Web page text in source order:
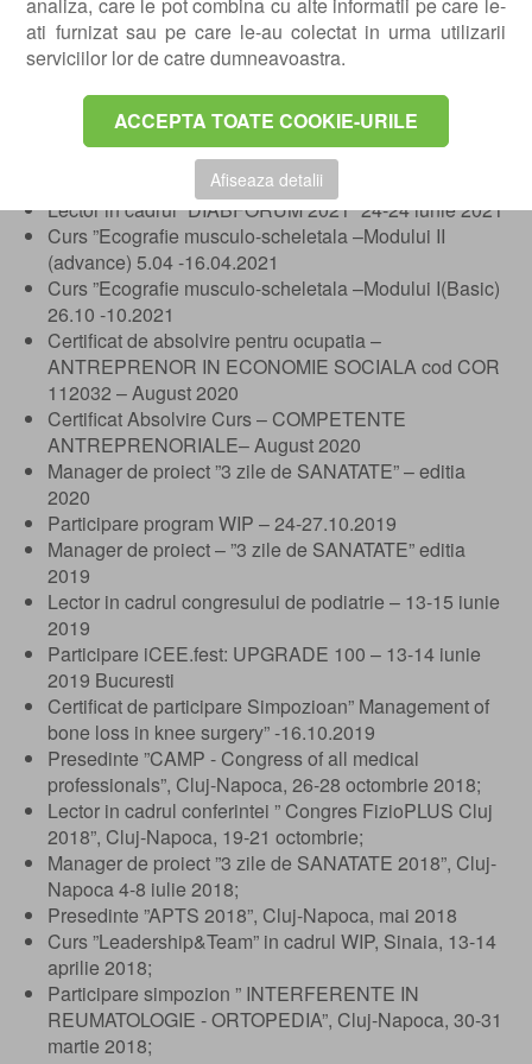
analiza, care le pot combina cu alte informatii pe care le-
ati furnizat sau pe care le-au colectat in urma utilizarii
serviciilor lor de catre dumneavoastra.
ACCEPTA TOATE COOKIE-URILE
Afiseaza detalii
Medicina din Barcelona sub indrumarea Prof. Xavier
Martin Oliva
iulie 2021 – ”The foot between engineering, art and
medicine.
Lector in cadrul conferintei „Medici pentru viitor” – 22
Lector in cadrul ”DIABFORUM 2021” 24-24 iunie 2021
Curs ”Ecografie musculo-scheletala –Modului II
(advance) 5.04 -16.04.2021
Curs ”Ecografie musculo-scheletala –Modului I(Basic)
26.10 -10.2021
Certificat de absolvire pentru ocupatia –
ANTREPRENOR IN ECONOMIE SOCIALA cod COR
112032 – August 2020
Certificat Absolvire Curs – COMPETENTE
ANTREPRENORIALE– August 2020
Manager de proiect ”3 zile de SANATATE” – editia
2020
Participare program WIP – 24-27.10.2019
Manager de proiect – ”3 zile de SANATATE” editia
2019
Lector in cadrul congresului de podiatrie – 13-15 iunie
2019
Participare iCEE.fest: UPGRADE 100 – 13-14 iunie
2019 Bucuresti
Certificat de participare Simpozioan” Management of
bone loss in knee surgery” -16.10.2019
Presedinte ”CAMP - Congress of all medical
professionals”, Cluj-Napoca, 26-28 octombrie 2018;
Lector in cadrul conferintei ” Congres FizioPLUS Cluj
2018”, Cluj-Napoca, 19-21 octombrie;
Manager de proiect ”3 zile de SANATATE 2018”, Cluj-
Napoca 4-8 iulie 2018;
Presedinte ”APTS 2018”, Cluj-Napoca, mai 2018
Curs ”Leadership&Team” in cadrul WIP, Sinaia, 13-14
aprilie 2018;
Participare simpozion ” INTERFERENTE IN
REUMATOLOGIE - ORTOPEDIA”, Cluj-Napoca, 30-31
martie 2018;